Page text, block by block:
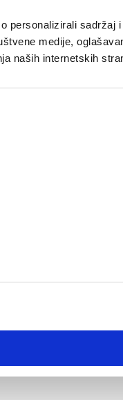
personalizirali
medije,
naših internetskih